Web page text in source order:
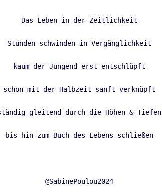
Das Leben in der Zeitlichkeit
Stunden schwinden in Vergänglichkeit
kaum der Jungend erst entschlüpft
schon mit der Halbzeit sanft verknüpft
gleitend durch die Höhen & Tiefen
bis hin zum Buch des Lebens schließen
@SabinePoulou2024